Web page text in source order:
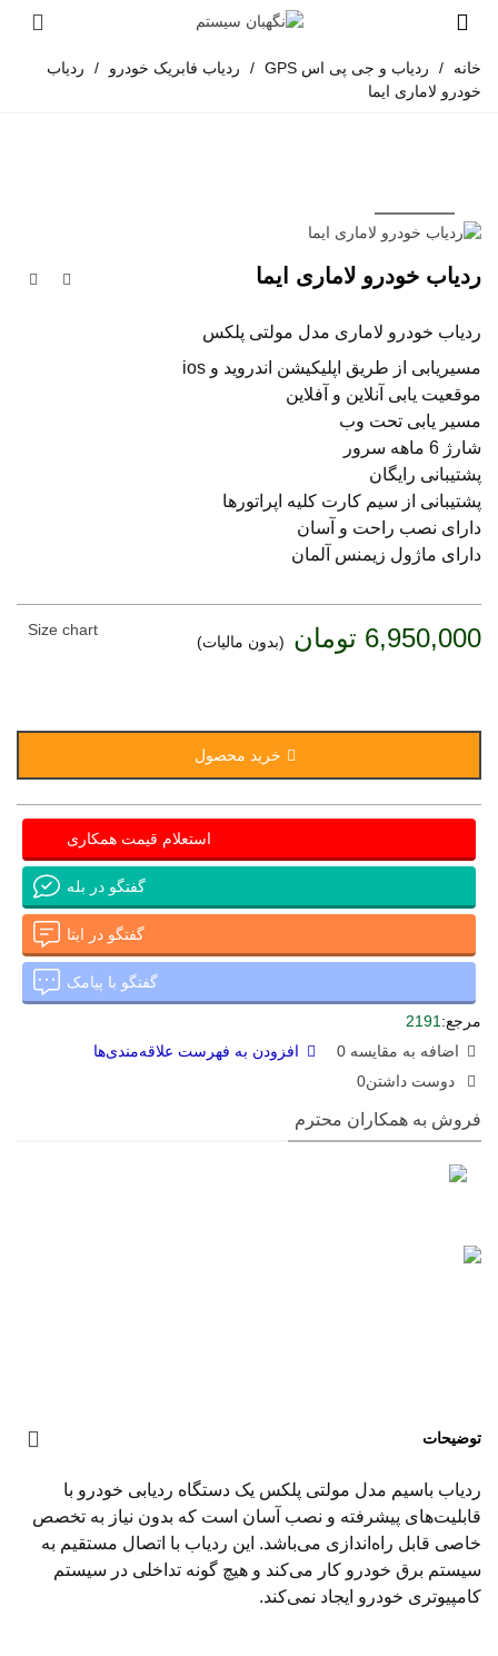
خانه / ردیاب و جی پی اس GPS / ردیاب فابریک خودرو /
ردیاب
خودرو لاماری ایما
ردیاب خودرو لاماری ایما
ردیاب خودرو لاماری مدل مولتی پلکس
مسیریابی از طریق اپلیکیشن اندروید و ios
موقعیت یابی آنلاین و آفلاین
مسیر یابی تحت وب
شارژ 6 ماهه سرور
پشتیبانی رایگان
پشتیبانی از سیم کارت کلیه اپراتورها
دارای نصب راحت و آسان
دارای ماژول زیمنس آلمان
6,950,000 تومان (بدون مالیات)
Size chart
خرید محصول
استعلام قیمت همکاری
گفتگو در بله
گفتگو در ایتا
گفتگو با پیامک
مرجع: 2191
اضافه به مقایسه 0
افزودن به فهرست علاقه‌مندی‌ها
دوست داشتن0
فروش به همکاران محترم
توضیحات
ردیاب باسیم مدل مولتی پلکس یک دستگاه ردیابی خودرو با
قابلیت‌های پیشرفته و نصب آسان است که بدون نیاز به تخصص
خاصی قابل راه‌اندازی می‌باشد. این ردیاب با اتصال مستقیم به
سیستم برق خودرو کار می‌کند و هیچ گونه تداخلی در سیستم
کامپیوتری خودرو ایجاد نمی‌کند.